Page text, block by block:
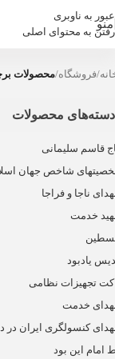
عبور به ناوبری
رفتن به محتوای اصلی
منو
/فروشگاه/محصولات
دسته‌های محصولات
قاسم سلیمانی
شاخص جهان
ناجا و فراجا
خدمت
یادبود
تجهیزات نظامی
خدمت
کنسولگری ایران
امام این بود